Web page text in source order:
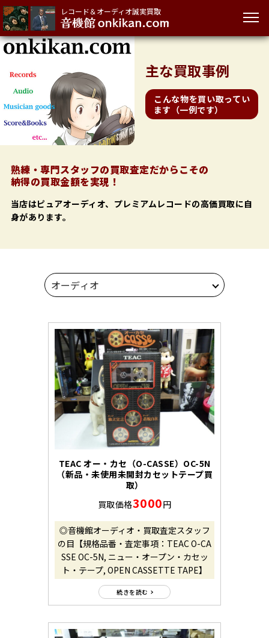
レコード＆オーディオ誠実買取
主な買取事例
こんな物を買い取ってい
ます（一例です）
熟練・専門スタッフの買取査定だからこその
納得の買取金額を実現！
当店はピュアオーディオ、プレミアムレコードの高価買取に自
身があります。
TEAC オー・カセ（O-CASSE）OC-5N
（新品・未使用未開封カセットテープ買
取）
買取価格3000円
◎音機館オーディオ・買取査定スタッフ
の目【規格品番・査定事項：TEAC O-CA
SSE OC-5N, ニュー・オープン・カセッ
ト・テープ, OPEN CASSETTE TAPE】
続きを読む